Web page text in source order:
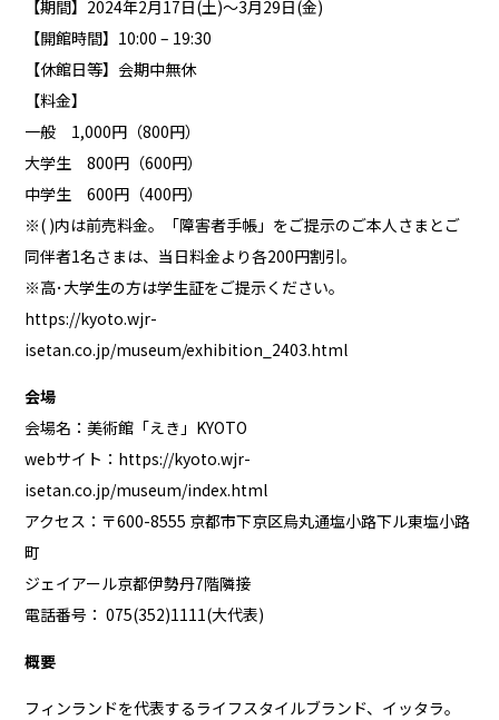
【期間】2024年2月17日(土)～3月29日(金)
【開館時間】10:00 – 19:30
【休館日等】会期中無休
【料金】
一般 1,000円（800円）
大学生 800円（600円）
中学生 600円（400円）
※( )内は前売料金。「障害者手帳」をご提示のご本人さまとご
同伴者1名さまは、当日料金より各200円割引。
※高･大学生の方は学生証をご提示ください。
https://kyoto.wjr-
isetan.co.jp/museum/exhibition_2403.html
会場
会場名：美術館「えき」KYOTO
webサイト： https://kyoto.wjr-
isetan.co.jp/museum/index.html
アクセス：〒600-8555 京都市下京区烏丸通塩小路下ル東塩小路
町
ジェイアール京都伊勢丹7階隣接
電話番号： 075(352)1111(大代表)
概要
フィンランドを代表するライフスタイルブランド、イッタラ。